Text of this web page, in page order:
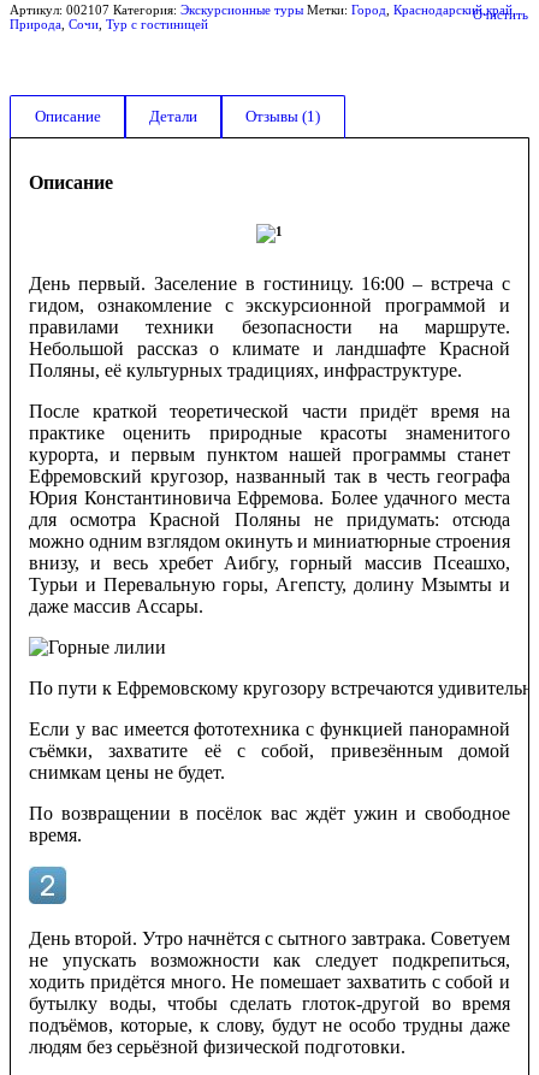
Очистить
Артикул: 002107 Категория: Экскурсионные туры Метки: Город Краснодарский край
Природа Сочи Тур с гостиницей
Описание Детали Отзывы (1)
Описание
День первый. Заселение в гостиницу. 16:00 – встреча с
гидом, ознакомление с экскурсионной программой и
правилами техники безопасности на маршруте.
Небольшой рассказ о климате и ландшафте Красной
Поляны, её культурных традициях, инфраструктуре.
После краткой теоретической части придёт время на
практике оценить природные красоты знаменитого
курорта, и первым пунктом нашей программы станет
Ефремовский кругозор, названный так в честь географа
Юрия Константиновича Ефремова. Более удачного места
для осмотра Красной Поляны не придумать: отсюда
можно одним взглядом окинуть и миниатюрные строения
внизу, и весь хребет Аибгу, горный массив Псеашхо,
Турьи и Перевальную горы, Агепсту, долину Мзымты и
даже массив Ассары.
По пути к Ефремовскому кругозору встречаются
Если у вас имеется фототехника с функцией панорамной
съёмки, захватите её с собой, привезённым домой
снимкам цены не будет.
По возвращении в посёлок вас ждёт ужин и свободное
время.
День второй. Утро начнётся с сытного завтрака. Советуем
не упускать возможности как следует подкрепиться,
ходить придётся много. Не помешает захватить с собой и
бутылку воды, чтобы сделать глоток-другой во время
подъёмов, которые, к слову, будут не особо трудны даже
людям без серьёзной физической подготовки.